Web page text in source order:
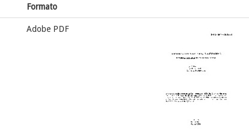
Formato
Adobe PDF